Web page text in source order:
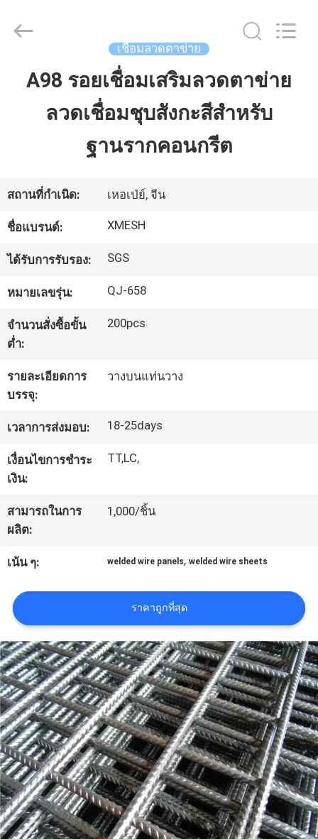
บ้าน
เกี่ยว
กับ
เรา
โรงงาน
ควบคุม
คุณภาพ
ติดต่อ
เรา
ขอ
ใบ
เสนอ
ราคา
แผนผัง
เว็บไซต์
PRIVACY
POLICY
Mesh
Reserved.
เชื่อมลวดตาข่าย
A98 รอยเชื่อมเสริมลวดตาข่าย
ลวดเชื่อมชุบสังกะสีสำหรับ
ฐานรากคอนกรีต
สถานที่กำเนิด: เหอเป่ย์, จีน
ชื่อแบรนด์: XMESH
ได้รับการรับรอง: SGS
หมายเลขรุ่น: QJ-658
จำนวนสั่งซื้อขั้น
ต่ำ:
200pcs
รายละเอียดการ
บรรจุ:
วางบนแท่นวาง
เวลาการส่งมอบ: 18-25days
เงื่อนไขการชำระ
เงิน:
TT,LC,
สามารถในการ
ผลิต:
1,000/ชิ้น
เน้น ๆ: welded wire panels,welded wire sheets
ราคาถูกที่สุด